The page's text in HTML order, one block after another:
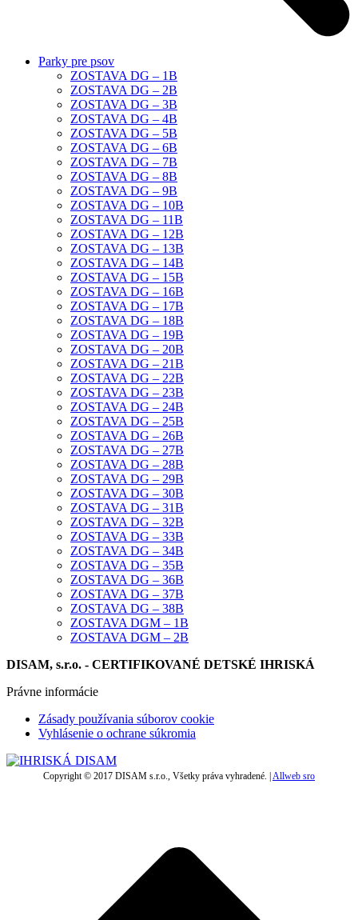
Parky pre psov
ZOSTAVA DG – 1B
ZOSTAVA DG – 2B
ZOSTAVA DG – 3B
ZOSTAVA DG – 4B
ZOSTAVA DG – 5B
ZOSTAVA DG – 6B
ZOSTAVA DG – 7B
ZOSTAVA DG – 8B
ZOSTAVA DG – 9B
ZOSTAVA DG – 10B
ZOSTAVA DG – 11B
ZOSTAVA DG – 12B
ZOSTAVA DG – 13B
ZOSTAVA DG – 14B
ZOSTAVA DG – 15B
ZOSTAVA DG – 16B
ZOSTAVA DG – 17B
ZOSTAVA DG – 18B
ZOSTAVA DG – 19B
ZOSTAVA DG – 20B
ZOSTAVA DG – 21B
ZOSTAVA DG – 22B
ZOSTAVA DG – 23B
ZOSTAVA DG – 24B
ZOSTAVA DG – 25B
ZOSTAVA DG – 26B
ZOSTAVA DG – 27B
ZOSTAVA DG – 28B
ZOSTAVA DG – 29B
ZOSTAVA DG – 30B
ZOSTAVA DG – 31B
ZOSTAVA DG – 32B
ZOSTAVA DG – 33B
ZOSTAVA DG – 34B
ZOSTAVA DG – 35B
ZOSTAVA DG – 36B
ZOSTAVA DG – 37B
ZOSTAVA DG – 38B
ZOSTAVA DGM – 1B
ZOSTAVA DGM – 2B
DISAM, s.r.o. - CERTIFIKOVANÉ DETSKÉ IHRISKÁ
Právne informácie
Zásady používania súborov cookie
Vyhlásenie o ochrane súkromia
Copyright © 2017 DISAM s.r.o., Všetky práva vyhradené. | Allweb sro